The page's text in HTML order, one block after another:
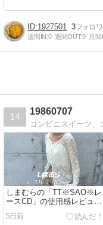
1927501 3
週間IN:0 週間OUT:9 月間
14
19860707
しまむらの「TT※SAO※レ
ースCD」の使用感レビュ
ー！小花が散りばめられた
レースが非常にかわいい。
5日前